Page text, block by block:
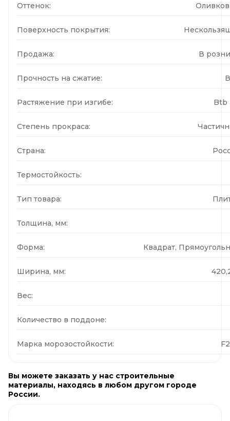
Оттенок:
Поверхность покрытия:
Продажа: В
Прочность на сжатие:
Растяжение при изгибе: Btb
Степень прокраса:
Страна:
Термостойкость:
Тип товара:
Толщина, мм:
Форма: Квадрат,
Ширина, мм:
Вес:
Количество в поддоне:
Марка морозостойкости:
Вы можете заказать у нас строительные
материалы, находясь в любом другом городе
России.